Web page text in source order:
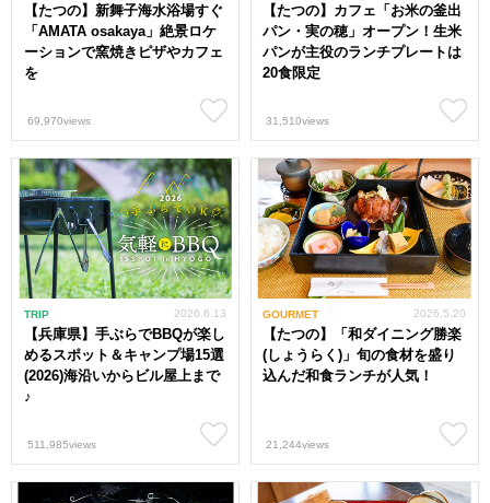
【たつの】新舞子海水浴場すぐ
「AMATA osakaya」絶景ロケ
ーションで窯焼きピザやカフェ
を
69,970views
【たつの】カフェ「お米の釜出
パン・実の穂」オープン！生米
パンが主役のランチプレートは
20食限定
31,510views
TRIP
【兵庫県】手ぶらでBBQが楽し
めるスポット＆キャンプ場15選
(2026)海沿いからビル屋上まで
♪
2026.6.13
511,985views
GOURMET
【たつの】「和ダイニング勝楽
(しょうらく)」旬の食材を盛り
込んだ和食ランチが人気！
2026.5.20
21,244views